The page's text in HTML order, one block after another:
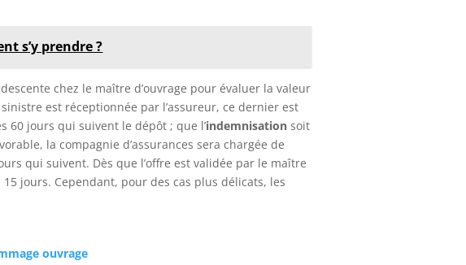
s’y prendre ?
chez le maître d’ouvrage pour évaluer la valeur
est réceptionnée par l’assureur, ce dernier est
60 jours qui suivent le dépôt ; que l’indemnisation soit
la compagnie d’assurances sera chargée de
qui suivent. Dès que l’offre est validée par le maître
jours. Cependant, pour des cas plus délicats, les
ouvrage